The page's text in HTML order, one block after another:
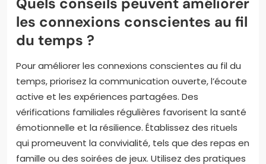
les connexions conscientes au fil
du temps ?
Pour améliorer les connexions conscientes au fil du
temps, priorisez la communication ouverte, l’écoute
active et les expériences partagées. Des
vérifications familiales régulières favorisent la santé
émotionnelle et la résilience. Établissez des rituels
qui promeuvent la convivialité, tels que des repas en
famille ou des soirées de jeux. Utilisez des pratiques